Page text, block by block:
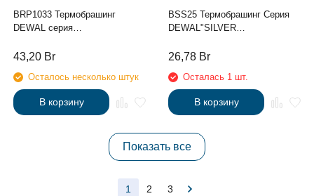
BRP1033 Термобрашинг
DEWAL серия
волнистая нейлоновая
43,20 Br
Осталось несколько штук
В корзину
BSS25 Термобрашинг Серия
DEWAL"SILVER
щетина,d 25х38мм
26,78 Br
Осталась 1 шт.
В корзину
Показать все
1 2 3